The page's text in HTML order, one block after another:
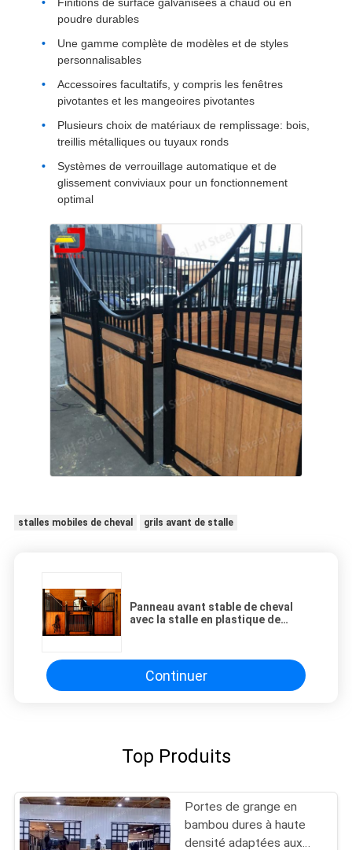
Finitions de surface galvanisées à chaud ou en
poudre durables
Une gamme complète de modèles et de styles
personnalisables
Accessoires facultatifs, y compris les fenêtres
pivotantes et les mangeoires pivotantes
Plusieurs choix de matériaux de remplissage: bois,
treillis métalliques ou tuyaux ronds
Systèmes de verrouillage automatique et de
glissement conviviaux pour un fonctionnement
optimal
stalles mobiles de cheval grils avant de stalle
Panneau avant stable de cheval
avec la stalle en plastique de
Continuer
Top Produits
Portes de grange en
bambou dures à haute
densité adaptées aux